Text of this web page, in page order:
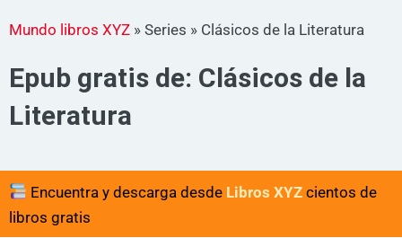
Mundo libros XYZ » Series » Clásicos de la Literatura
Epub gratis de: Clásicos de la
Literatura
Encuentra y descarga desde Libros XYZcientos de
libros gratis